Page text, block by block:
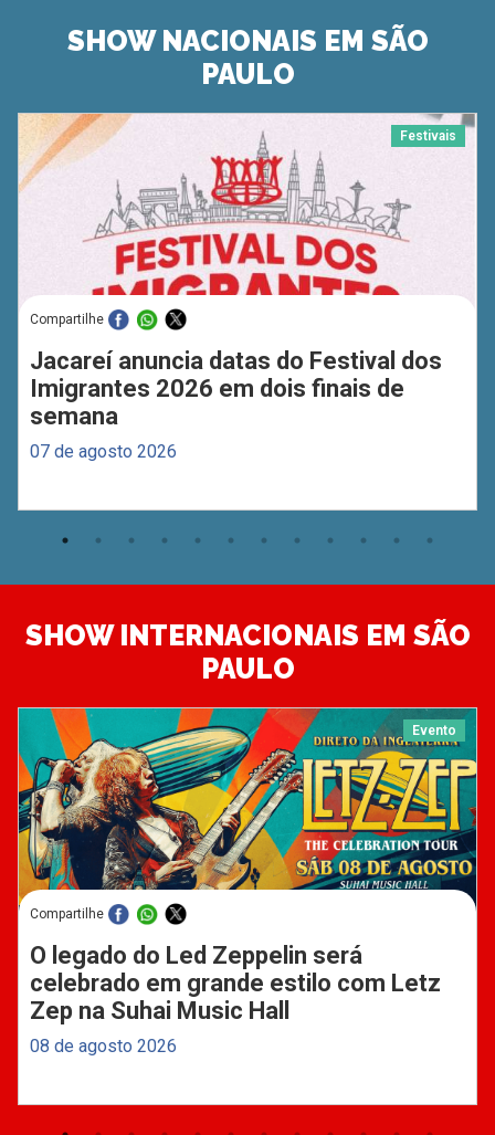
SHOW NACIONAIS EM SÃO
PAULO
Festivais
Compartilhe
Jacareí anuncia datas do Festival dos
Imigrantes 2026 em dois finais de
semana
07 de agosto 2026
SHOW INTERNACIONAIS EM SÃO
PAULO
Evento
Compartilhe
O legado do Led Zeppelin será
celebrado em grande estilo com Letz
Zep na Suhai Music Hall
08 de agosto 2026